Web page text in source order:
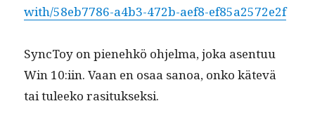
with/58eb7786-a4b3-472b-aef8-ef85a2572e2f
Sync­Toy on pienehkö ohjel­ma, joka asen­tuu
Win 10:iin. Vaan en osaa sanoa, onko kätevä
tai tuleeko rasitukseksi.